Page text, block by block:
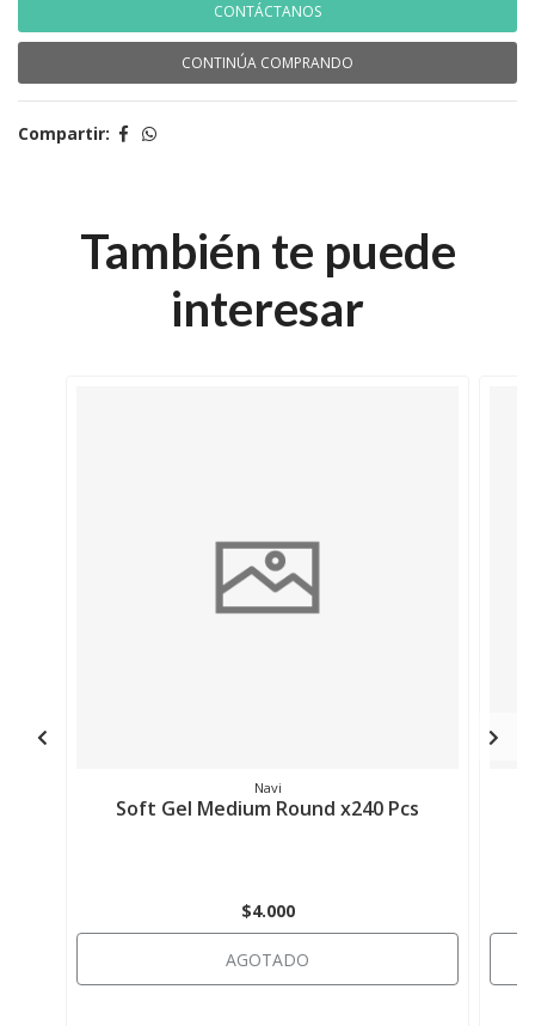
CONTÁCTANOS
CONTINÚA COMPRANDO
Compartir:
También te puede
interesar
Navi
Soft Gel Medium Round x240 Pcs
$4.000
AGOTADO